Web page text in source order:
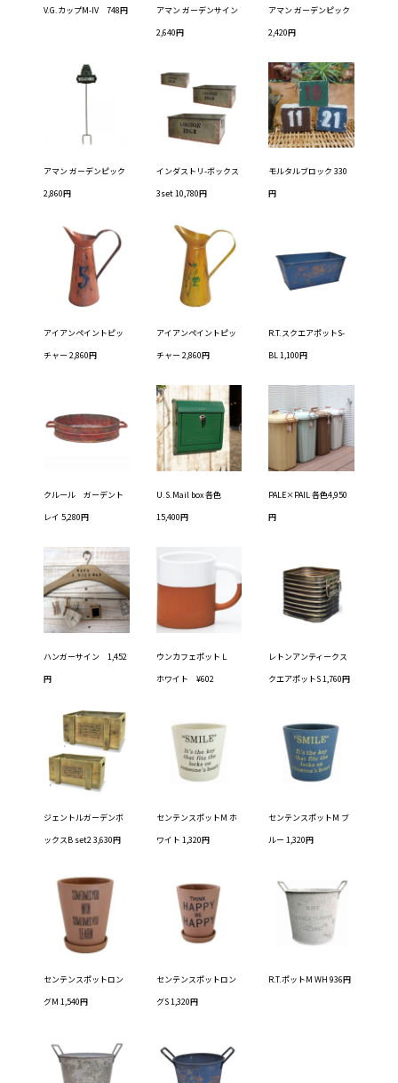
V.G.カップM-IV 748円
アマン ガーデンサイン
2,640円
アマン ガーデンピック
2,420円
アマン ガーデンピック
2,860円
インダストリ-ボックス
3set 10,780円
モルタルブロック 330
円
アイアンペイントピッ
チャー 2,860円
アイアンペイントピッ
チャー 2,860円
R.T.スクエアポットS-
BL 1,100円
クルール ガーデント
レイ 5,280円
U.S.Mail box 各色
15,400円
PALE×PAIL 各色4,950
円
ハンガーサイン 1,452
円
ウンカフェポットＬ
ホワイト ¥602
レトンアンティークス
クエアポットS 1,760円
ジェントルガーデンボ
ックスB set2 3,630円
センテンスポットM ホ
ワイト 1,320円
センテンスポットM ブ
ルー 1,320円
センテンスポットロン
グM 1,540円
センテンスポットロン
グS 1,320円
R.T.ポットM WH 936円